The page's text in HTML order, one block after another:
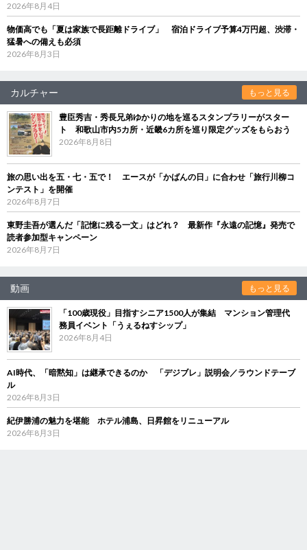
2026年8月4日
物価高でも「夏は家族で長距離ドライブ」 宿泊ドライブ予算4万円超、渋滞・
猛暑への備えも必須
2026年8月3日
カルチャー もっと見る
豊臣秀吉・秀長兄弟ゆかりの地を巡るスタンプラリーがスター
ト 和歌山市内5カ所・近畿6カ所を巡り限定グッズをもらおう
2026年8月8日
旅の思い出を五・七・五で！ エースが「かばんの日」に合わせ「旅行川柳コ
ンテスト」を開催
2026年8月7日
東野圭吾が選んだ「記憶に残る一文」はどれ？ 最新作『永遠の記憶』発売で
読者参加型キャンペーン
2026年8月7日
動画 もっと見る
「100歳現役」目指すシニア1500人が集結 マンション管理代
務員イベント「うぇるねすシップ」
2026年8月4日
AI時代、「暗黙知」は継承できるのか 「デジブレ」説明会／ラウンドテーブ
ル
2026年8月3日
紀伊勝浦の魅力を堪能 ホテル浦島、日昇館をリニューアル
2026年8月3日